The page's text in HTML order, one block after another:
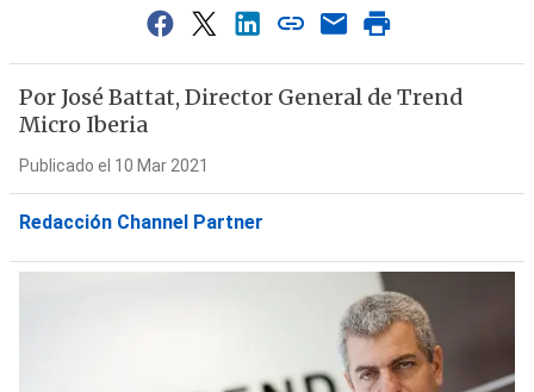
Por José Battat, Director General de Trend
Micro Iberia
Publicado el 10 Mar 2021
Redacción Channel Partner